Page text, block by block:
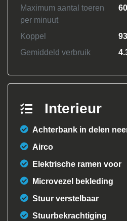
Maximum aantal toeren
per minuut
Koppel
Gemiddeld verbruik
Interieur
Achterbank in delen
Airco
Elektrische ramen voor
Microvezel bekleding
Stuur verstelbaar
Stuurbekrachtiging